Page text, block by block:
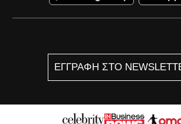
ΕΓΓΡΑΦΗ ΣΤΟ